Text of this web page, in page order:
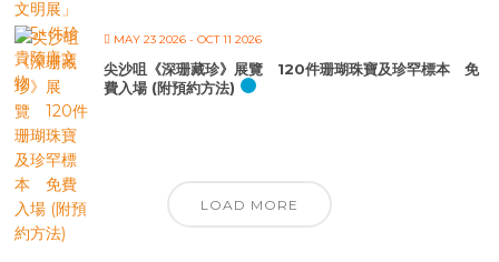
MAY 23 2026 - OCT 11 2026
尖沙咀《深珊藏珍》展覽 120件珊瑚珠寶及珍罕標本 免
費入場 (附預約方法)
LOAD MORE